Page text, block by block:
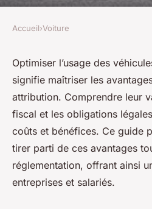
Optimisez vos
fonction :
2025
Théo• 16 mai 2025•6 min de
Accueil›Voiture
Optimiser l’usage des
signifie maîtriser les
attribution. Comprendre leur
fiscal et les obligations
coûts et bénéfices. Ce guide
tirer parti de ces avantages
réglementation, offrant ainsi
entreprises et salariés.